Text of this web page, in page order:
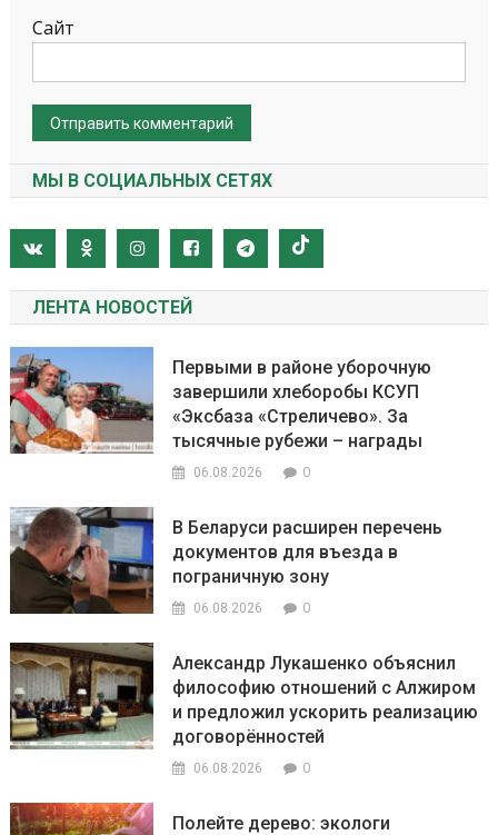
Сайт
МЫ В СОЦИАЛЬНЫХ СЕТЯХ
ЛЕНТА НОВОСТЕЙ
Первыми в районе уборочную
завершили хлеборобы КСУП
«Эксбаза «Стреличево». За
тысячные рубежи – награды
06.08.2026 0
В Беларуси расширен перечень
документов для въезда в
пограничную зону
06.08.2026 0
Александр Лукашенко объяснил
философию отношений с Алжиром
и предложил ускорить реализацию
договорённостей
06.08.2026 0
Полейте дерево: экологи